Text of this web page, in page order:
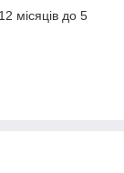
місяців до 5